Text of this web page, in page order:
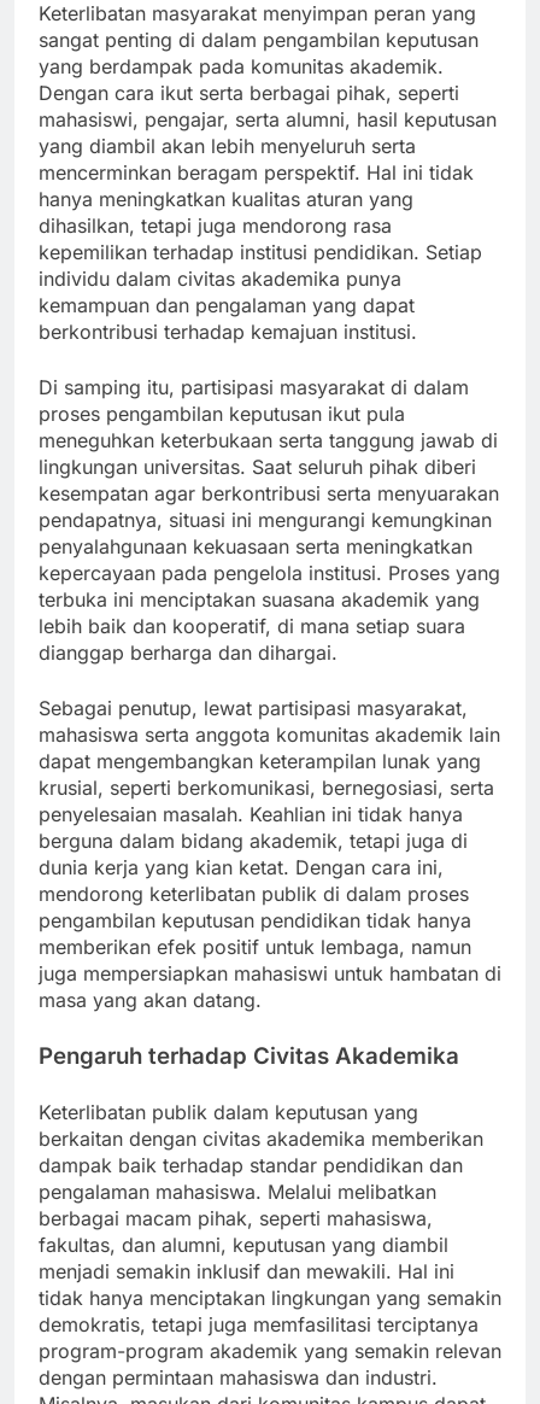
Keterlibatan masyarakat menyimpan peran yang
sangat penting di dalam pengambilan keputusan
yang berdampak pada komunitas akademik.
Dengan cara ikut serta berbagai pihak, seperti
mahasiswi, pengajar, serta alumni, hasil keputusan
yang diambil akan lebih menyeluruh serta
mencerminkan beragam perspektif. Hal ini tidak
hanya meningkatkan kualitas aturan yang
dihasilkan, tetapi juga mendorong rasa
kepemilikan terhadap institusi pendidikan. Setiap
individu dalam civitas akademika punya
kemampuan dan pengalaman yang dapat
berkontribusi terhadap kemajuan institusi.
Di samping itu, partisipasi masyarakat di dalam
proses pengambilan keputusan ikut pula
meneguhkan keterbukaan serta tanggung jawab di
lingkungan universitas. Saat seluruh pihak diberi
kesempatan agar berkontribusi serta menyuarakan
pendapatnya, situasi ini mengurangi kemungkinan
penyalahgunaan kekuasaan serta meningkatkan
kepercayaan pada pengelola institusi. Proses yang
terbuka ini menciptakan suasana akademik yang
lebih baik dan kooperatif, di mana setiap suara
dianggap berharga dan dihargai.
Sebagai penutup, lewat partisipasi masyarakat,
mahasiswa serta anggota komunitas akademik lain
dapat mengembangkan keterampilan lunak yang
krusial, seperti berkomunikasi, bernegosiasi, serta
penyelesaian masalah. Keahlian ini tidak hanya
berguna dalam bidang akademik, tetapi juga di
dunia kerja yang kian ketat. Dengan cara ini,
mendorong keterlibatan publik di dalam proses
pengambilan keputusan pendidikan tidak hanya
memberikan efek positif untuk lembaga, namun
juga mempersiapkan mahasiswi untuk hambatan di
masa yang akan datang.
Pengaruh terhadap Civitas Akademika
Keterlibatan publik dalam keputusan yang
berkaitan dengan civitas akademika memberikan
dampak baik terhadap standar pendidikan dan
pengalaman mahasiswa. Melalui melibatkan
berbagai macam pihak, seperti mahasiswa,
fakultas, dan alumni, keputusan yang diambil
menjadi semakin inklusif dan mewakili. Hal ini
tidak hanya menciptakan lingkungan yang semakin
demokratis, tetapi juga memfasilitasi terciptanya
program-program akademik yang semakin relevan
dengan permintaan mahasiswa dan industri.